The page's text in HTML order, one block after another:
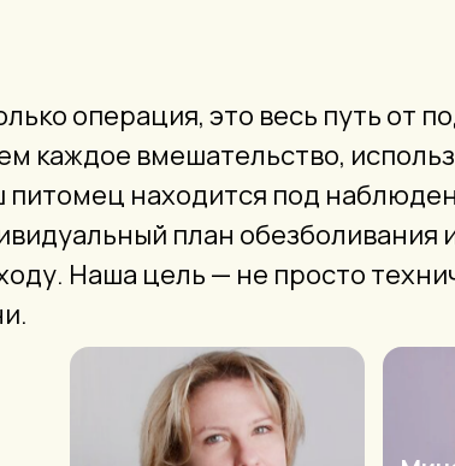
операция, это весь путь от
каждое вмешательство,
питомец находится под
план обезболивания
Наша цель — не просто